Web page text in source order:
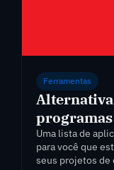
Ferramentas
Uma lista de
para você que
seus projetos de